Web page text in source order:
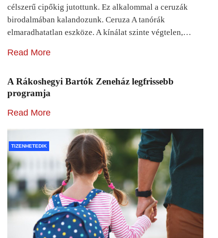
célszerű cipőkig jutottunk. Ez alkalommal a ceruzák
birodalmában kalandozunk. Ceruza A tanórák
elmaradhatatlan eszköze. A kínálat szinte végtelen,…
Read More
A Rákoshegyi Bartók Zeneház legfrissebb
programja
Read More
TIZENHETEDIK